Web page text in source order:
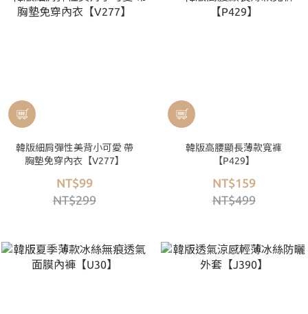
韓版細肩彈性美背小可愛 帶
胸墊免穿內衣【V277】
NT$99
NT$299
韓版高腰顯長薄款寬褲
【P429】
NT$159
NT$499